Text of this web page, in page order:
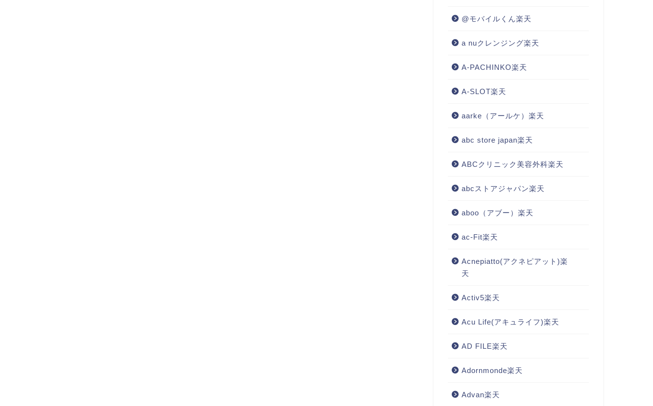
@モバイルくん楽天
a nuクレンジング楽天
A-PACHINKO楽天
A-SLOT楽天
aarke（アールケ）楽天
abc store japan楽天
ABCクリニック美容外科楽天
abcストアジャパン楽天
aboo（アブー）楽天
ac-Fit楽天
Acnepiatto(アクネピアット)楽
天
Activ5楽天
Acu Life(アキュライフ)楽天
AD FILE楽天
Adornmonde楽天
Advan楽天